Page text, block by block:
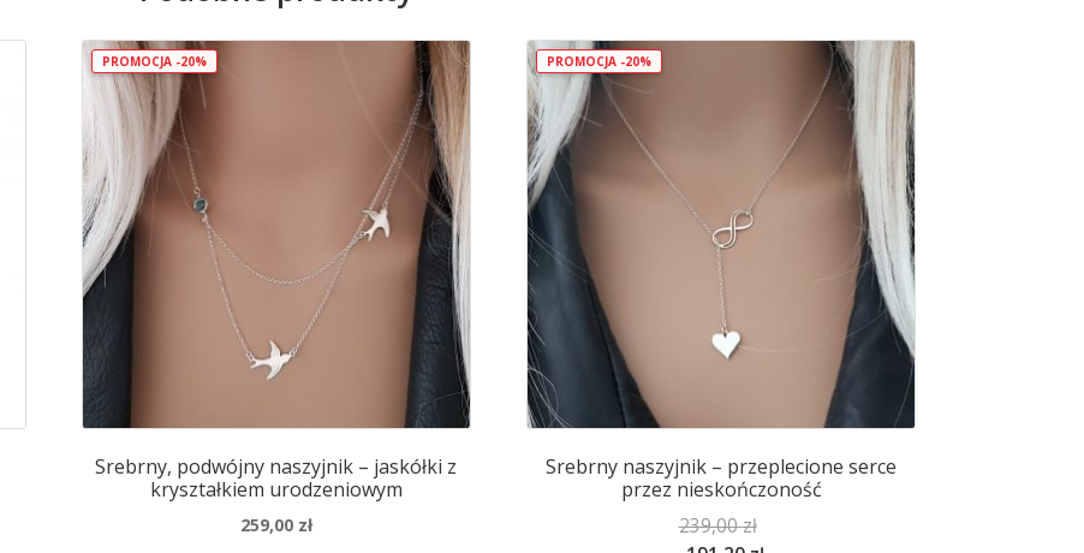
PROMOCJA -20%
Srebrny, podwójny naszyjnik – jaskółki z
kryształkiem urodzeniowym
259,00 zł
PROMOCJA -20%
Srebrny naszyjnik – przeplecione serce
przez nieskończoność
239,00zł